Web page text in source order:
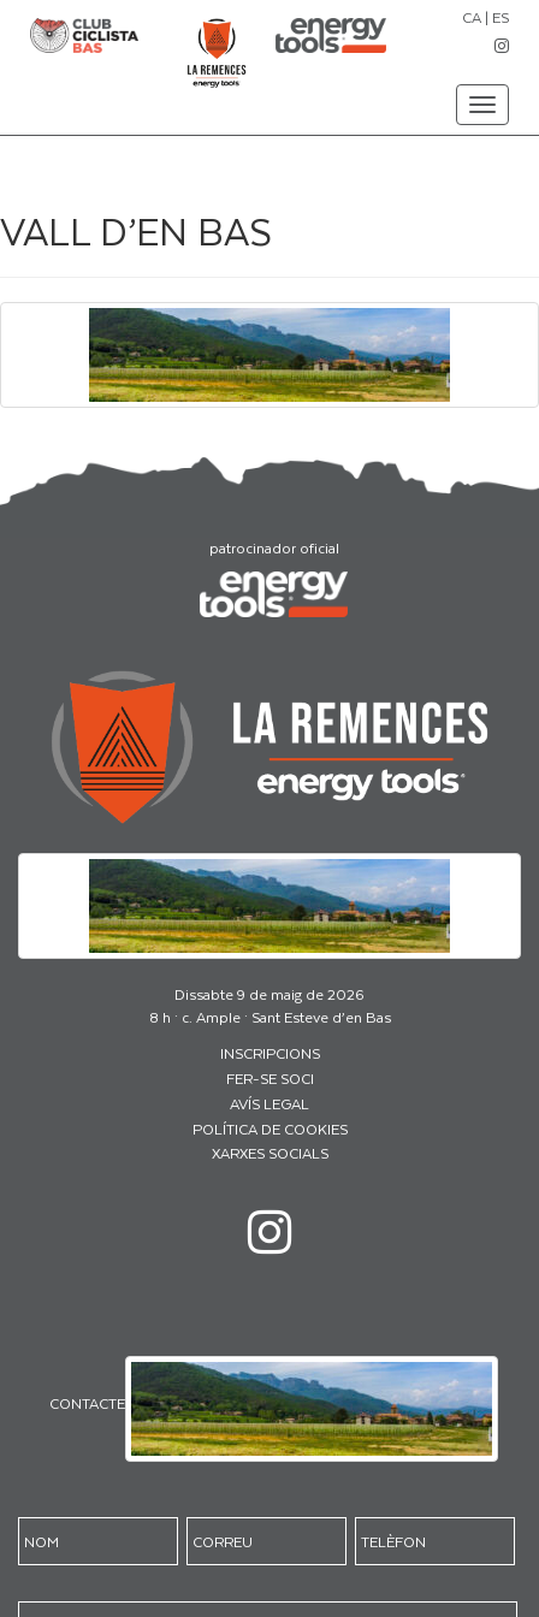
Toggle
CA | ES
VALL D’EN BAS
patrocinador oficial
Dissabte 9 de maig de 2026
8 h · c. Ample · Sant Esteve d’en Bas
INSCRIPCIONS
FER-SE SOCI
AVÍS LEGAL
POLÍTICA DE COOKIES
XARXES SOCIALS
CONTACTE